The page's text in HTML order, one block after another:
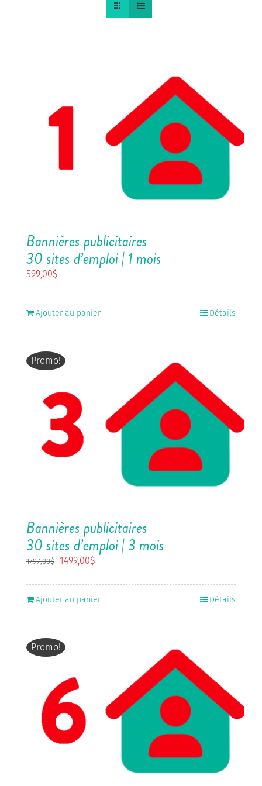
Bannières publicitaires
30 sites d’emploi | 1 mois
599,00$
Ajouter au panier Détails
Promo!
Bannières publicitaires
30 sites d’emploi | 3 mois
1797,00$ Le
initial
était :
1499,00$Le
actuel
est :
Ajouter au panier Détails
Promo!